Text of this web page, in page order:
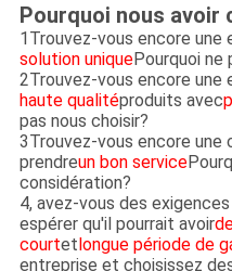
Pourquoi nous avoir
1Trouvez-vous encore
solution uniquePourquoi ne
2Trouvez-vous encore une
haute qualitéproduits avec
pas nous choisir?
3Trouvez-vous encore une
prendreun bon service
considération?
4, avez-vous des
espérer qu'il pourrait avoir
courtetlongue période de
entreprise et choisissez